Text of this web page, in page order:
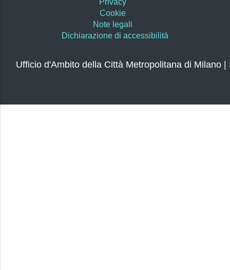
Privacy
Cookie
Note legali
Dichiarazione di accessibilità
Ufficio d'Ambito della Città Metropolitana di Milano